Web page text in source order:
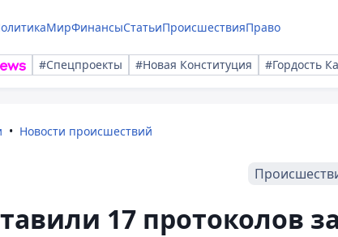
МирФинансыСтатьиПроисшествияПраво
#Спецпроекты #Новая Конституция #Гордость
Новости происшествий
17 протоколов